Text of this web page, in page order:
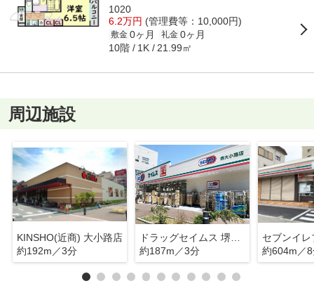
1020
6.2万円 (管理費等：10,000円)
敷金 0ヶ月 礼金 0ヶ月
10階 1K 21.99㎡
周辺施設
KINSHO(近商) 大小路店
約192m／3分
約187m／3分
約604m／